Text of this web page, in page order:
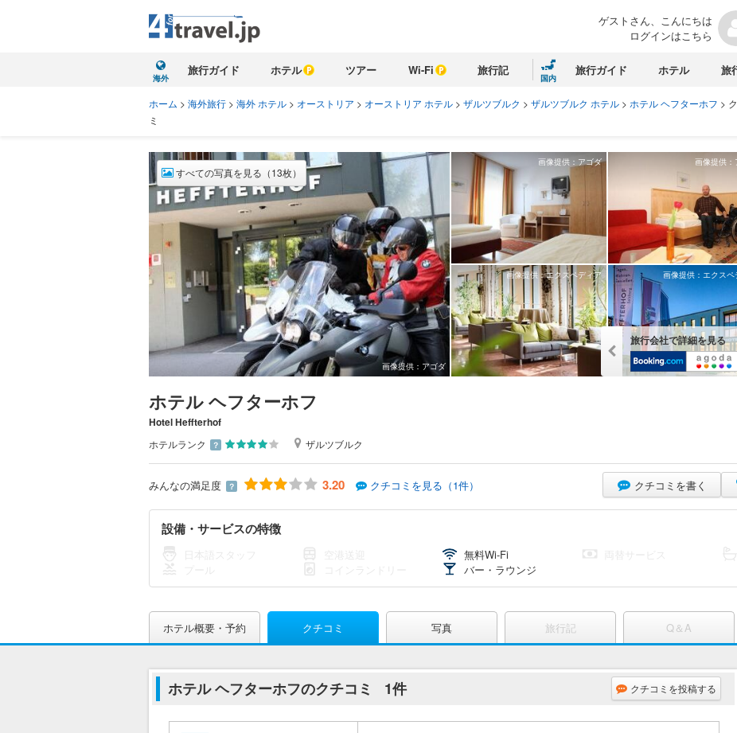
ゲストさん、こんにちは
ログインはこちら
海外
旅行ガイド ホテル ツアー Wi-Fi 旅行記
国内
旅行ガイド ホテル 旅
ホーム > 海外旅行 > 海外 ホテル > オーストリア > オーストリア ホテル > ザルツブルク > ザルツブルク ホテル > ホテル ヘフターホフ >
ミ
画像提供：アゴダ
すべての写真を見る（13枚）
画像提供：アゴダ 画像提供：
画像提供：エクスペディア 画像提供：エクスペ
旅行会社で詳細を見る
ホテル ヘフターホフ
Hotel Heffterhof
ホテルランク ？ ザルツブルク
みんなの満足度 ？ 3.20 クチコミを見る（1件） クチコミを書く
設備・サービスの特徴
無料Wi-Fi
バー・ラウンジ
ホテル概要・予約 クチコミ 写真 旅行記 Q＆A
ホテル ヘフターホフのクチコミ 1件 クチコミを投稿する